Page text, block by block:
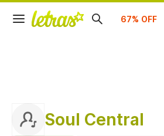
Suscríbete
Soul Central